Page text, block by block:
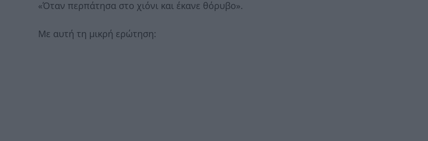
«Όταν περπάτησα στο χιόνι και έκανε θόρυβο».
Με αυτή τη μικρή ερώτηση: